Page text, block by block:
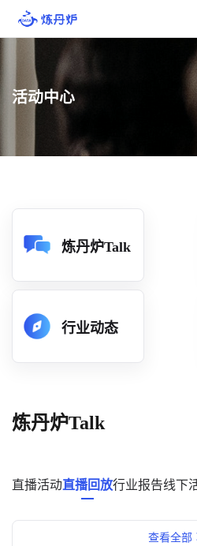
产品介绍
品牌数据
店铺数据
分析
数据中心
消费者说
解决方案
活动中心
炼丹炉Talk
行业动态
炼丹炉Talk
直播活动直播回放行业报告线下
查看全部